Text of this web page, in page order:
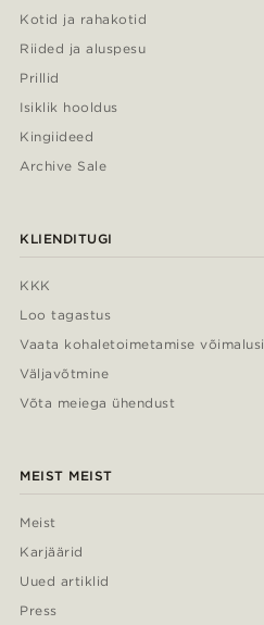
Kotid ja rahakotid
Riided ja aluspesu
Prillid
Isiklik hooldus
Kingiideed
Archive Sale
KLIENDITUGI
KKK
Loo tagastus
Vaata kohaletoimetamise võimalusi
Väljavõtmine
Võta meiega ühendust
MEIST MEIST
Meist
Karjäärid
Uued artiklid
Press